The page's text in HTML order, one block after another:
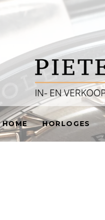
HOME HORLOGES